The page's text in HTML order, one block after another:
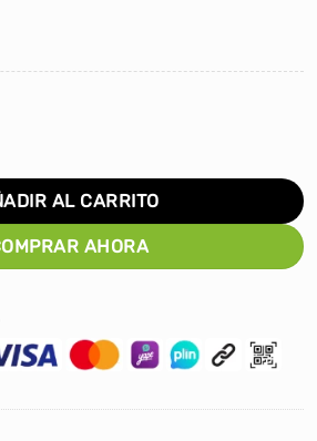
WINNER DLM-013 cantidad
AL CARRITO
AHORA